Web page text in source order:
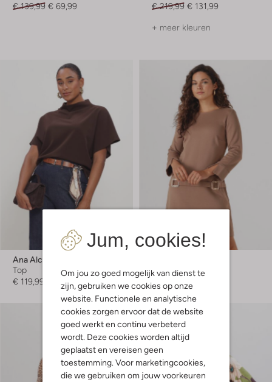
Jum, cookies!
Om jou zo goed mogelijk van dienst te
zijn, gebruiken we cookies op onze
website. Functionele en analytische
cookies zorgen ervoor dat de website
goed werkt en continu verbeterd
wordt. Deze cookies worden altijd
geplaatst en vereisen geen
toestemming. Voor marketingcookies,
die we gebruiken om jouw voorkeuren
€ 139,99 € 69,99
€ 219,99 € 131,99
+ meer kleuren
Ana Alcazar
Top
€ 119,99
-50%
Minikleedje
€ 159,99